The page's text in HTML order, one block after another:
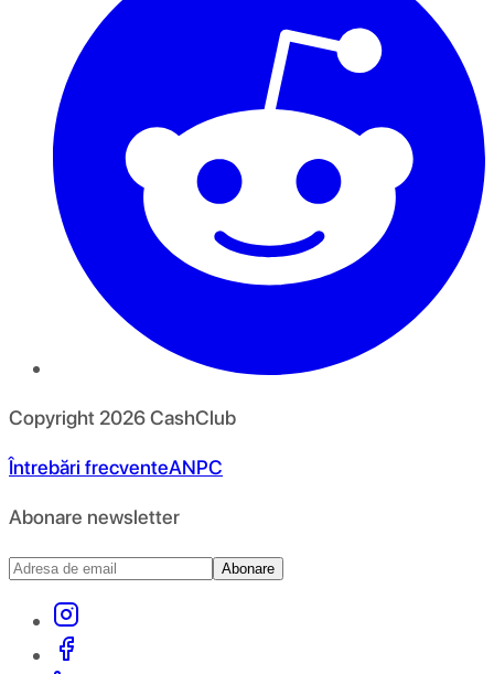
Copyright 2026CashClub
Întrebări frecventeANPC
Abonare newsletter
Abonare